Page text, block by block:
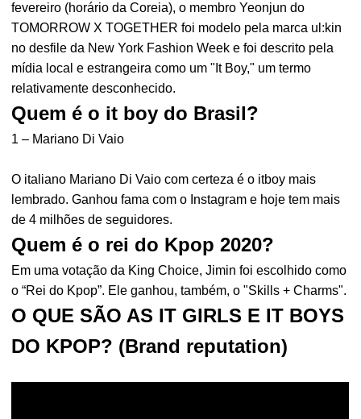
fevereiro (horário da Coreia), o membro Yeonjun do
TOMORROW X TOGETHER foi modelo pela marca ul:kin
no desfile da New York Fashion Week e foi descrito pela
mídia local e estrangeira como um "It Boy," um termo
relativamente desconhecido.
Quem é o it boy do Brasil?
1 – Mariano Di Vaio
O italiano Mariano Di Vaio com certeza é o itboy mais
lembrado. Ganhou fama com o Instagram e hoje tem mais
de 4 milhões de seguidores.
Quem é o rei do Kpop 2020?
Em uma votação da King Choice, Jimin foi escolhido como
o “Rei do Kpop”. Ele ganhou, também, o "Skills + Charms".
O QUE SÃO AS IT GIRLS E IT BOYS
DO KPOP? (Brand reputation)